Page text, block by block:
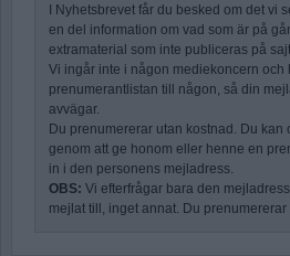
I Nyhetsbrevet får du besked om det vi
en del information om vad som är på
extramaterial som inte publiceras på
Vi ingår inte i någon mediekoncern och
prenumerantlistan till någon, så din
avvägar.
Du prenumererar utan kostnad. Du kan
genom att ge honom eller henne en
in i den personens mejladress.
OBS: Vi efterfrågar bara den
mejlat till, inget annat. Du prenumererar